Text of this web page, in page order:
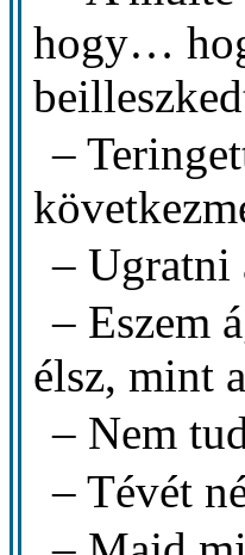
hogy…
–
– Ugratni
– Eszem
élsz, mint
– Nem
– Tévét